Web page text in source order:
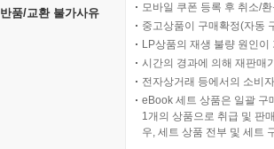
반품/교환 불가사유
모바일 쿠폰 등록 후 취소/
중고상품이 구매확정(자동
LP상품의 재생 불량 원인
시간의 경과에 의해 재판매
전자상거래 등에서의 소비
eBook 세트 상품은 일괄 구
1개의 상품으로 취급 및 판
우, 세트 상품 전부 및 세트